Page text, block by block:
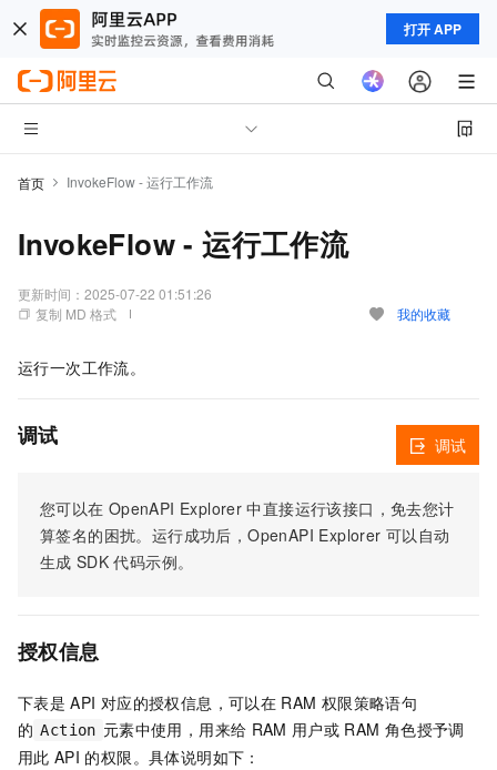
打开 APP
首页 InvokeFlow - 运行工作流
InvokeFlow - 运行工作流
更新时间： 2025-07-22 01:51:26
复制 MD 格式
我的收藏
运行一次工作流。
调试
您可以在 OpenAPI Explorer 中直接运行该接口，免去您计
算签名的困扰。运行成功后，OpenAPI Explorer 可以自动
生成 SDK 代码示例。
调试
授权信息
下表是 API 对应的授权信息，可以在 RAM 权限策略语句
的 Action 元素中使用，用来给 RAM 用户或 RAM 角色授予调
用此 API 的权限。具体说明如下：